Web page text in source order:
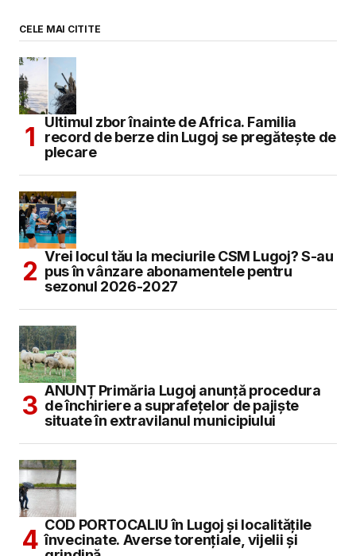
CELE MAI CITITE
Ultimul zbor înainte de Africa. Familia
record de berze din Lugoj se pregătește de
plecare
Vrei locul tău la meciurile CSM Lugoj? S-au
pus în vânzare abonamentele pentru
sezonul 2026-2027
ANUNȚ Primăria Lugoj anunță procedura
de închiriere a suprafețelor de pajiște
situate în extravilanul municipiului
COD PORTOCALIU în Lugoj și localitățile
învecinate. Averse torențiale, vijelii și